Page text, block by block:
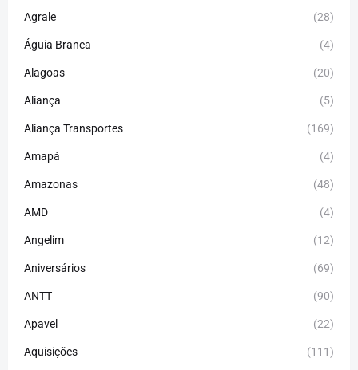
Agrale (28)
Águia Branca (4)
Alagoas (20)
Aliança (5)
Aliança Transportes (169)
Amapá (4)
Amazonas (48)
AMD (4)
Angelim (12)
Aniversários (69)
ANTT (90)
Apavel (22)
Aquisições (111)